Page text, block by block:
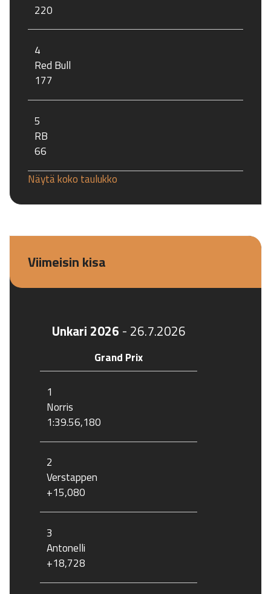
220
4
Red Bull
177
5
RB
66
Näytä koko taulukko
Viimeisin kisa
Unkari 2026 - 26.7.2026
Grand Prix
1
Norris
1:39.56,180
2
Verstappen
+15,080
3
Antonelli
+18,728